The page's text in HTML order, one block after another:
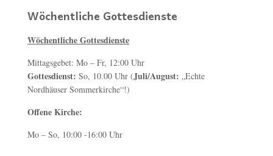
Wöchentliche Gottesdienste
Wöchentliche Gottesdienste
Mittagsgebet: Mo – Fr, 12:00 Uhr
Gottesdienst: So, 10.00 Uhr (Juli/August: „Echte
Nordhäuser Sommerkirche“!)
Offene Kirche:
Mo – So, 10:00 -16:00 Uhr